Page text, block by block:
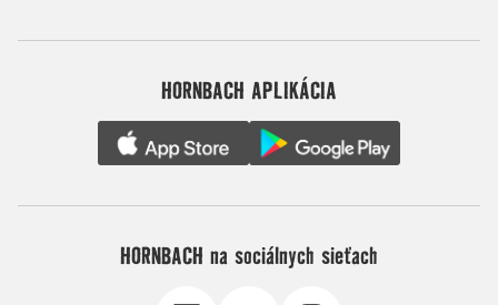
HORNBACH APLIKÁCIA
HORNBACH na sociálnych sieťach